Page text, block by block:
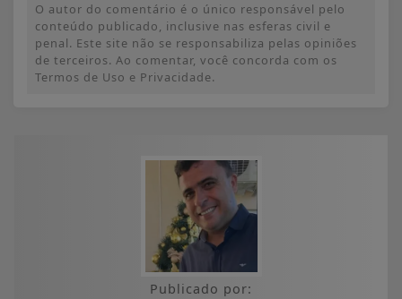
O autor do comentário é o único responsável pelo
conteúdo publicado, inclusive nas esferas civil e
penal. Este site não se responsabiliza pelas opiniões
de terceiros. Ao comentar, você concorda com os
Termos de Uso e Privacidade.
Publicado por: